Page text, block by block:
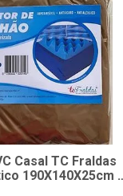
Casal TC Fraldas
190X140X25cm -